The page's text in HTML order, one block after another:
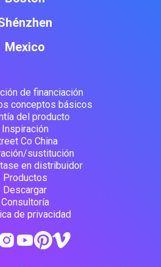
Mexico
de financiación
conceptos básicos
del producto
Inspiración
Co China
sustitución
en distribuidor
Productos
Descargar
Consultoría
de privacidad